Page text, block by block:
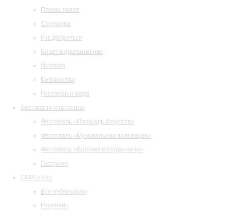
Планы залов
Структура
Как добраться
Визит в филармонию
История
Библиотека
Ресторан и кафе
Фестивали и гастроли
Фестиваль «Площадь Искусств»
Фестиваль «Музыкальная коллекция»
Фестиваль «Барокко в белую ночь»
Гастроли
СМИ о нас
Все публикации
Рецензии